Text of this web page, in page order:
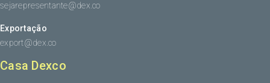
sejarepresentante@dex.co
Exportação
export@dex.co
Casa Dexco